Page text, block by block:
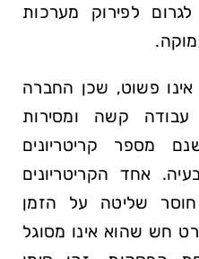
לפירוק מערכות
פשוט, שכן החברה
עבודה קשה ומסירות
מספר קריטריונים
אחד הקריטריונים
שליטה על הזמן
חש שהוא אינו מסוגל